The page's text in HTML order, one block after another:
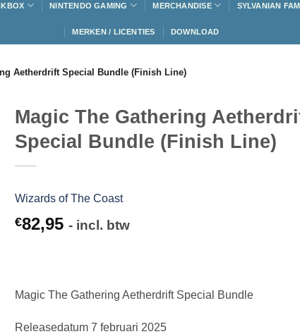
NINTENDO GAMING MERCHANDISE SYLVANIAN
MERKEN / LICENTIES DOWNLOAD
Aetherdrift Special Bundle (Finish Line)
Magic The Gathering
Special Bundle (Finish Line)
Wizards of The Coast
€82,95 - incl. btw
Magic The Gathering Aetherdrift Special Bundle
Releasedatum 7 februari 2025